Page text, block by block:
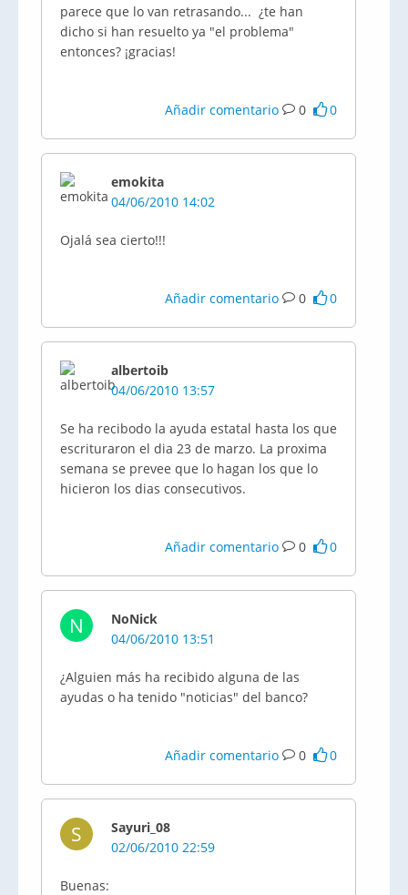
parece que lo van retrasando... ¿te han
dicho si han resuelto ya "el problema"
entonces? ¡gracias!
Añadir comentario 0 0
emokita
04/06/2010 14:02
Ojalá sea cierto!!!
Añadir comentario 0 0
albertoib
04/06/2010 13:57
Se ha recibodo la ayuda estatal hasta los que
escrituraron el dia 23 de marzo. La proxima
semana se prevee que lo hagan los que lo
hicieron los dias consecutivos.
Añadir comentario 0 0
N
NoNick
04/06/2010 13:51
¿Alguien más ha recibido alguna de las
ayudas o ha tenido "noticias" del banco?
Añadir comentario 0 0
S
Sayuri_08
02/06/2010 22:59
Buenas: